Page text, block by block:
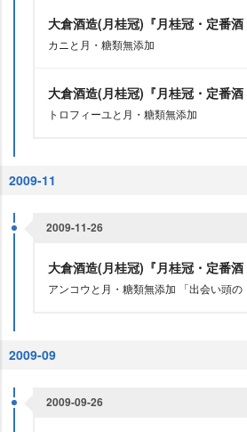
大倉酒造(月桂冠)『月桂冠・定番酒
カニと月・糖類無添加
大倉酒造(月桂冠)『月桂冠・定番酒
トロフィーユと月・糖類無添加
2009-11
2009-11-26
大倉酒造(月桂冠)『月桂冠・定番酒
アンコウと月・糖類無添加 「出会い頭
2009-09
2009-09-26